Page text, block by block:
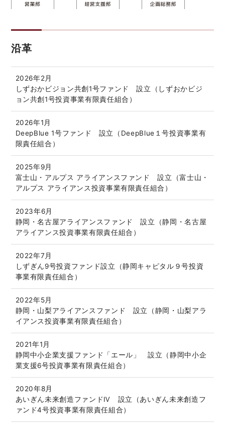
沿革
2026年2月
しずおかビジョン共創1号ファンド 設立（しずおかビジ
ョン共創1号投資事業有限責任組合）
2026年1月
DeepBlue 1号ファンド 設立（DeepBlue１号投資事業有
限責任組合）
2025年9月
富士山・アルプス アライアンスファンド 設立（富士山・
アルプス アライアンス投資事業有限責任組合）
2023年6月
静岡・名古屋アライアンスファンド 設立（静岡・名古屋
アライアンス投資事業有限責任組合）
2022年7月
しずぎん9号投資ファンド設立（静岡キャピタル９号投資
事業有限責任組合）
2022年5月
静岡・山梨アライアンスファンド 設立（静岡・山梨アラ
イアンス投資事業有限責任組合）
2021年1月
静岡中小企業支援ファンド「エール」 設立（静岡中小企
業支援6号投資事業有限責任組合）
2020年8月
あいぎん未来創造ファンドⅣ 設立（あいぎん未来創造フ
ァンド4号投資事業有限責任組合）